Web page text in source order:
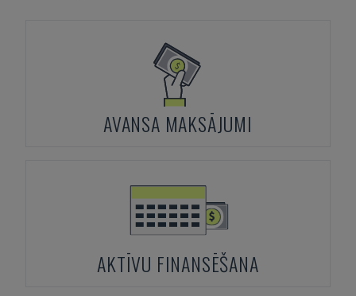
AVANSA MAKSĀJUMI
AKTĪVU FINANSĒŠANA